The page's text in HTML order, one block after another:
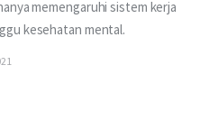
memengaruhi sistem kerja
kesehatan mental.